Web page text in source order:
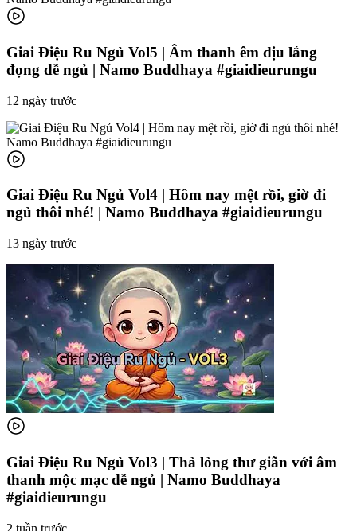
Giai Điệu Ru Ngủ Vol5 | Âm thanh êm dịu lắng
đọng dễ ngủ | Namo Buddhaya #giaidieurungu
12 ngày trước
Giai Điệu Ru Ngủ Vol4 | Hôm nay mệt rồi, giờ đi
ngủ thôi nhé! | Namo Buddhaya #giaidieurungu
13 ngày trước
Giai Điệu Ru Ngủ Vol3 | Thả lỏng thư giãn với âm
thanh mộc mạc dễ ngủ | Namo Buddhaya
#giaidieurungu
2 tuần trước